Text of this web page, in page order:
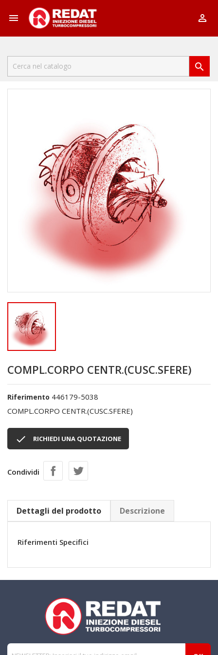
 

COMPL.CORPO CENTR.(CUSC.SFERE)
Riferimento 446179-5038
COMPL.CORPO CENTR.(CUSC.SFERE)
 RICHIEDI UNA QUOTAZIONE
Condividi
Dettagli del prodotto Descrizione
Riferimenti Specifici